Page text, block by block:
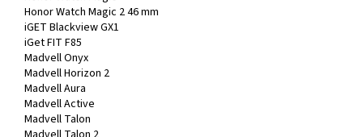
Honor Watch Magic 2 46 mm
iGET Blackview GX1
iGet FIT F85
Madvell Onyx
Madvell Horizon 2
Madvell Aura
Madvell Active
Madvell Talon